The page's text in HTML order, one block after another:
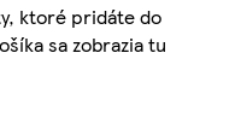
ktoré pridáte do
sa zobrazia tu